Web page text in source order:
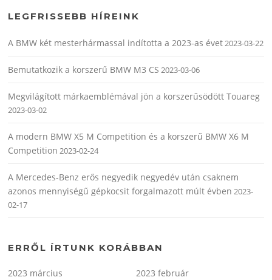
LEGFRISSEBB HÍREINK
A BMW két mesterhármassal indította a 2023-as évet2023-03-22
Bemutatkozik a korszerű BMW M3 CS 2023-03-06
Megvilágított márkaemblémával jön a korszerűsödött Touareg
2023-03-02
A modern BMW X5 M Competition és a korszerű BMW X6 M
Competition 2023-02-24
A Mercedes-Benz erős negyedik negyedév után csaknem
azonos mennyiségű gépkocsit forgalmazott múlt évben 2023-
02-17
ERRŐL ÍRTUNK KORÁBBAN
2023 március
2023 február